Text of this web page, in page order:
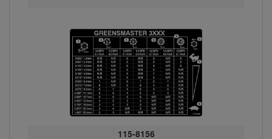
115-8156